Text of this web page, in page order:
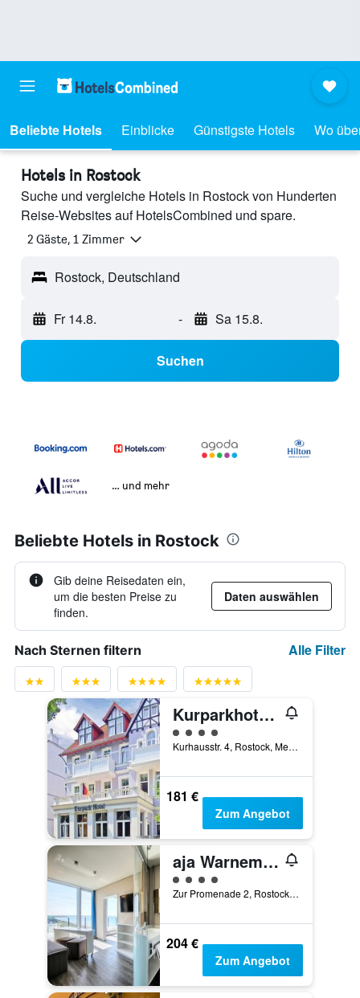
Beliebte Hotels Einblicke Günstigste Hotels Wo
Hotels in Rostock
Suche und vergleiche Hotels in Rostock von Hunderten
Reise-Websites auf HotelsCombined und spare.
2 Gäste, 1 Zimmer
Rostock, Deutschland
Fr 14.8. - Sa 15.8.
Suchen
… und mehr
Beliebte Hotels in Rostock
Gib deine Reisedaten ein,
um die besten Preise zu
finden.
Daten auswählen
Nach Sternen filtern Alle Filter
Kurparkhotel Warnemünde
Bewertungskategorie 4
Kurhausstr. 4, Rostock, Mecklenburg-Vorpommern, Deutschland
181 €
Zum Angebot
aja Warnemünde
Bewertungskategorie 4
Zur Promenade 2, Rostock, Mecklenburg-Vorpommern, Deutschland
204 €
Zum Angebot